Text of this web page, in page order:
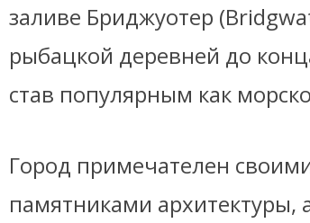
заливе Бриджуотер
рыбацкой деревней до
став популярным как
Город примечателен
памятниками архитектуры,